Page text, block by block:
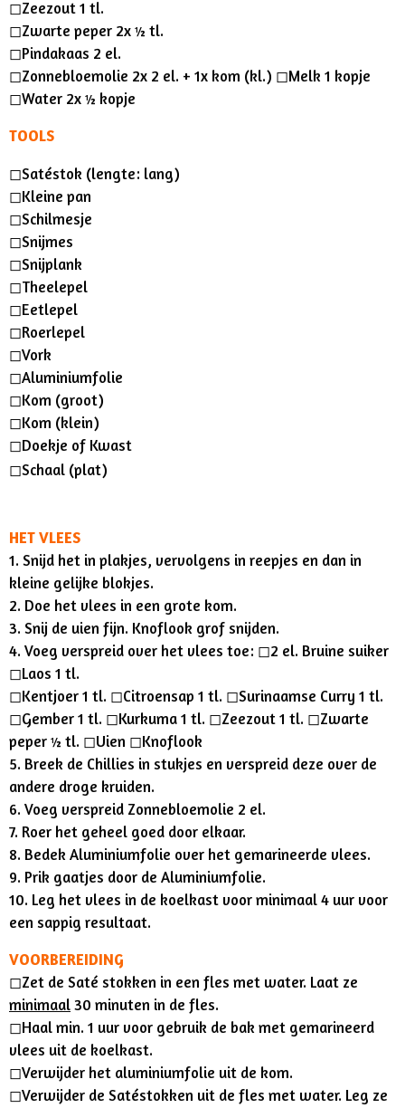
◻︎Zeezout 1 tl.
◻︎Zwarte peper 2x ½ tl.
◻︎Pindakaas 2 el.
◻︎Zonnebloemolie 2x 2 el. + 1x kom (kl.) ◻︎Melk 1 kopje
◻︎Water 2x ½ kopje
TOOLS
◻︎Satéstok (lengte: lang)
◻︎Kleine pan
◻︎Schilmesje
◻︎Snijmes
◻︎Snijplank
◻︎Theelepel
◻︎Eetlepel
◻︎Roerlepel
◻︎Vork
◻︎Aluminiumfolie
◻︎Kom (groot)
◻︎Kom (klein)
◻︎Doekje of Kwast
◻︎Schaal (plat)
HET VLEES
1. Snijd het in plakjes, vervolgens in reepjes en dan in
kleine gelijke blokjes.
2. Doe het vlees in een grote kom.
3. Snij de uien fijn. Knoflook grof snijden.
4. Voeg verspreid over het vlees toe: ◻︎2 el. Bruine suiker
◻︎Laos 1 tl.
◻︎Kentjoer 1 tl. ◻︎Citroensap 1 tl. ◻︎Surinaamse Curry 1 tl.
◻︎Gember 1 tl. ◻︎Kurkuma 1 tl. ◻︎Zeezout 1 tl. ◻︎Zwarte
peper ½ tl. ◻︎Uien ◻︎Knoflook
5. Breek de Chillies in stukjes en verspreid deze over de
andere droge kruiden.
6. Voeg verspreid Zonnebloemolie 2 el.
7. Roer het geheel goed door elkaar.
8. Bedek Aluminiumfolie over het gemarineerde vlees.
9. Prik gaatjes door de Aluminiumfolie.
10. Leg het vlees in de koelkast voor minimaal 4 uur voor
een sappig resultaat.
VOORBEREIDING
◻︎Zet de Saté stokken in een fles met water. Laat ze
minimaal 30 minuten in de fles.
◻︎Haal min. 1 uur voor gebruik de bak met gemarineerd
vlees uit de koelkast.
◻︎Verwijder het aluminiumfolie uit de kom.
◻︎Verwijder de Satéstokken uit de fles met water. Leg ze